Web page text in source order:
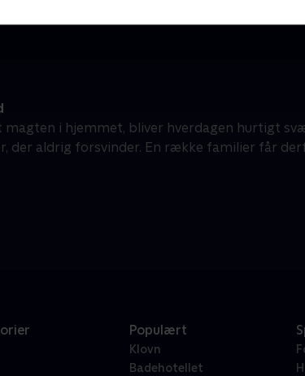
magten i hjemmet, bliver hverdagen hurtigt
der aldrig forsvinder. En række familier får
Populært
Klovn
Badehotellet